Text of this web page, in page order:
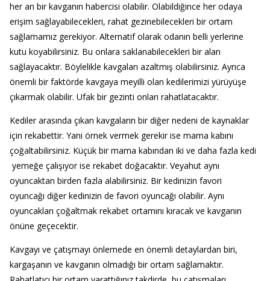
her an bir kavganın habercisi olabilir. Olabildiğince her odaya
erişim sağlayabilecekleri, rahat gezinebilecekleri bir ortam
sağlamamız gerekiyor. Alternatif olarak odanın belli yerlerine
kutu koyabilirsiniz. Bu onlara saklanabilecekleri bir alan
sağlayacaktır. Böylelikle kavgaları azaltmış olabilirsiniz. Ayrıca
önemli bir faktörde kavgaya meyilli olan kedilerimizi yürüyüşe
çıkarmak olabilir. Ufak bir gezinti onları rahatlatacaktır.
Kediler arasında çıkan kavgaların bir diğer nedeni de kaynaklar
için rekabettir. Yani örnek vermek gerekir ise mama kabını
çoğaltabilirsiniz. Küçük bir mama kabından iki ve daha fazla kedi
yemeğe çalışıyor ise rekabet doğacaktır. Veyahut aynı
oyuncaktan birden fazla alabilirsiniz. Bir kedinizin favori
oyuncağı diğer kedinizin de favori oyuncağı olabilir. Aynı
oyuncakları çoğaltmak rekabet ortamını kıracak ve kavganın
önüne geçecektir.
Kavgayı ve çatışmayı önlemede en önemli detaylardan biri,
kargaşanın ve kavganın olmadığı bir ortam sağlamaktır.